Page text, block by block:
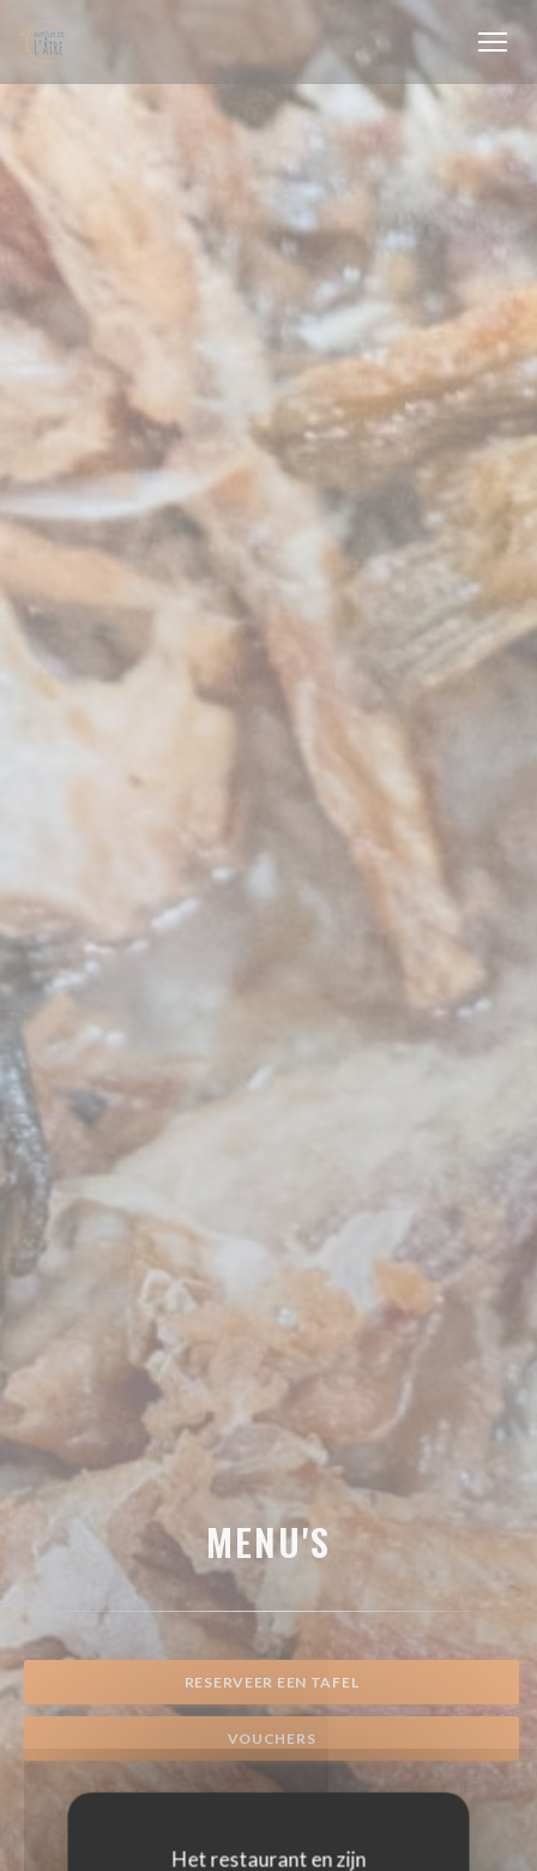
Het restaurant en zijn
MENU'S
RESERVEER EEN TAFEL
VOUCHERS